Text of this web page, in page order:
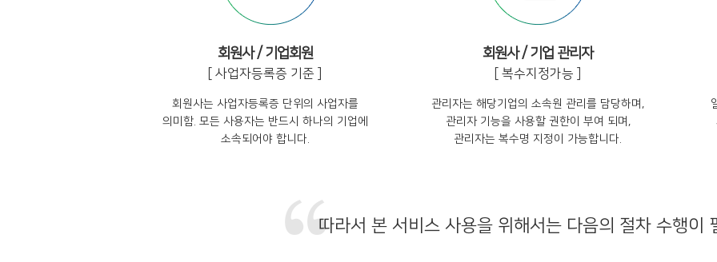
회원사 / 기업회원
[ 사업자등록증 기준 ]
회원사는 사업자등록증 단위의 사업자를
의미함. 모든 사용자는 반드시 하나의 기업에
소속되어야 합니다.
회원사 / 기업 관리자
[ 복수지정가능 ]
관리자는 해당기업의 소속원 관리를 담당하며,
관리자 기능을 사용할 권한이 부여 되며,
관리자는 복수명 지정이 가능합니다.
따라서 본 서비스 사용을 위해서는 다음의 절차 수행이